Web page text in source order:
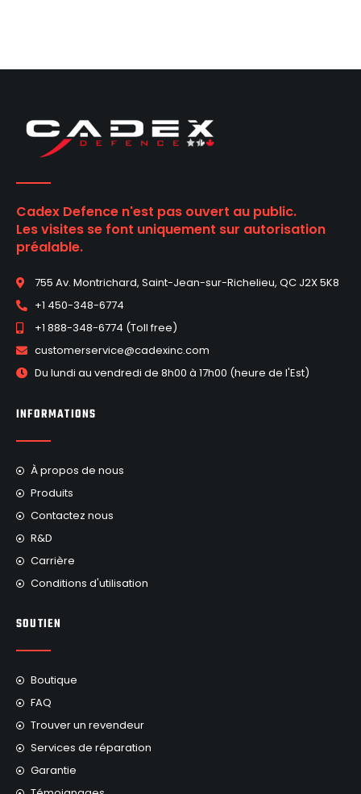
Cadex Defence n'est pas ouvert au public.
Les visites se font uniquement sur autorisation
préalable.
755 Av. Montrichard, Saint-Jean-sur-Richelieu, QC J2X 5K8
+1 450-348-6774
+1 888-348-6774 (Toll free)
customerservice@cadexinc.com
Du lundi au vendredi de 8h00 à 17h00 (heure de l'Est)
INFORMATIONS
À propos de nous
Produits
Contactez nous
R&D
Carrière
Conditions d'utilisation
SOUTIEN
Boutique
FAQ
Trouver un revendeur
Services de réparation
Garantie